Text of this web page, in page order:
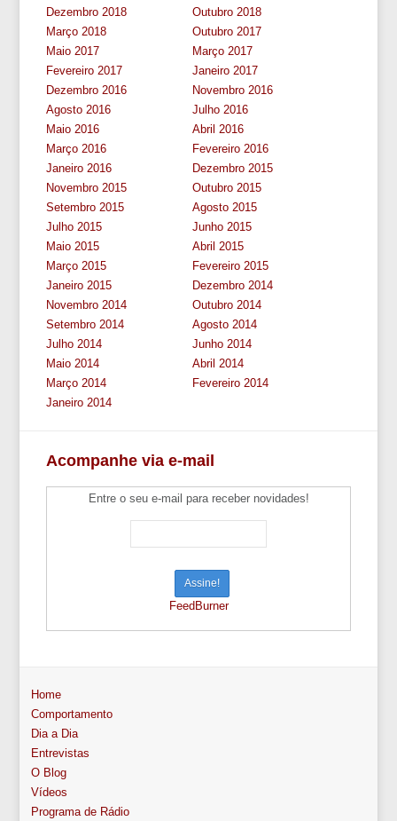
Dezembro 2018
Outubro 2018
Março 2018
Outubro 2017
Maio 2017
Março 2017
Fevereiro 2017
Janeiro 2017
Dezembro 2016
Novembro 2016
Agosto 2016
Julho 2016
Maio 2016
Abril 2016
Março 2016
Fevereiro 2016
Janeiro 2016
Dezembro 2015
Novembro 2015
Outubro 2015
Setembro 2015
Agosto 2015
Julho 2015
Junho 2015
Maio 2015
Abril 2015
Março 2015
Fevereiro 2015
Janeiro 2015
Dezembro 2014
Novembro 2014
Outubro 2014
Setembro 2014
Agosto 2014
Julho 2014
Junho 2014
Maio 2014
Abril 2014
Março 2014
Fevereiro 2014
Janeiro 2014
Acompanhe via e-mail
Entre o seu e-mail para receber novidades!
FeedBurner
Home
Comportamento
Dia a Dia
Entrevistas
O Blog
Vídeos
Programa de Rádio